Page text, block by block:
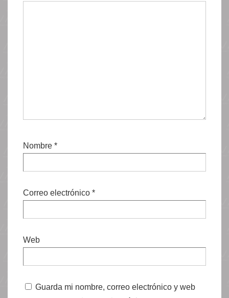
Nombre *
Correo electrónico *
Web
Guarda mi nombre, correo electrónico y web